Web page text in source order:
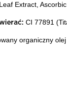
Extract,
CI 77891
organiczny